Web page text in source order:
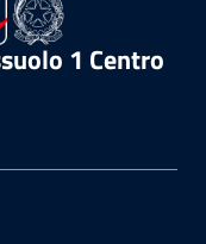
1 Centro